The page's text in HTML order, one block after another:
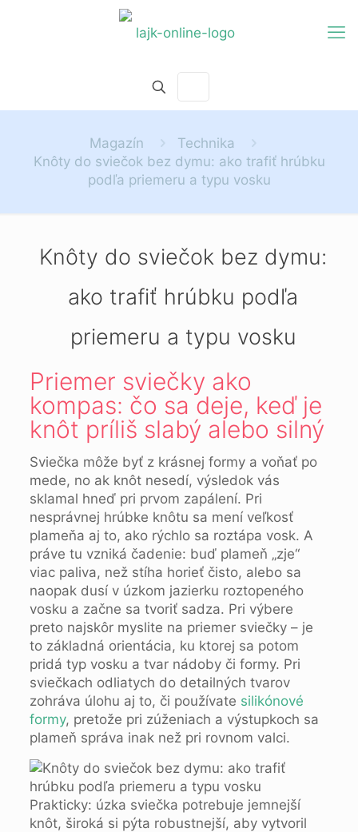
Magazín
Technika
Knôty do sviečok bez dymu: ako trafiť hrúbku
podľa priemeru a typu vosku
Knôty do sviečok bez dymu:
ako trafiť hrúbku podľa
priemeru a typu vosku
Priemer sviečky ako
kompas: čo sa deje, keď je
knôt príliš slabý alebo silný
Sviečka môže byť z krásnej formy a voňať po
mede, no ak knôt nesedí, výsledok vás
sklamal hneď pri prvom zapálení. Pri
nesprávnej hrúbke knôtu sa mení veľkosť
plameňa aj to, ako rýchlo sa roztápa vosk. A
práve tu vzniká čadenie: buď plameň „zje“
viac paliva, než stíha horieť čisto, alebo sa
naopak dusí v úzkom jazierku roztopeného
vosku a začne sa tvoriť sadza. Pri výbere
preto najskôr myslite na priemer sviečky – je
to základná orientácia, ku ktorej sa potom
pridá typ vosku a tvar nádoby či formy. Pri
sviečkach odliatych do detailných tvarov
zohráva úlohu aj to, či používate silikónové
formy, pretože pri zúženiach a výstupkoch sa
plameň správa inak než pri rovnom valci.
Prakticky: úzka sviečka potrebuje jemnejší
knôt, široká si pýta robustnejší, aby vytvoril